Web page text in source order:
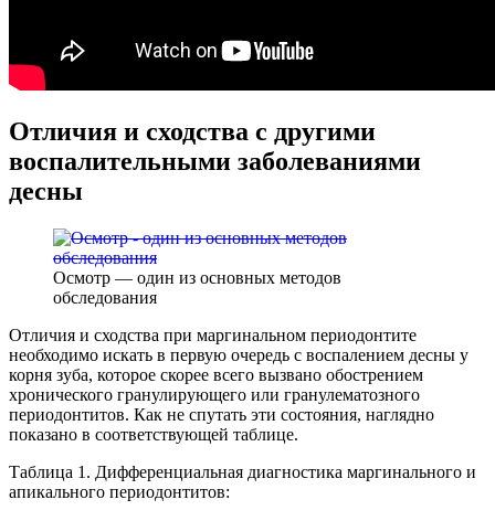
Отличия и сходства с другими
воспалительными заболеваниями
десны
Осмотр — один из основных методов
обследования
Отличия и сходства при маргинальном периодонтите
необходимо искать в первую очередь с воспалением десны у
корня зуба, которое скорее всего вызвано обострением
хронического гранулирующего или гранулематозного
периодонтитов. Как не спутать эти состояния, наглядно
показано в соответствующей таблице.
Таблица 1. Дифференциальная диагностика маргинального и
апикального периодонтитов: